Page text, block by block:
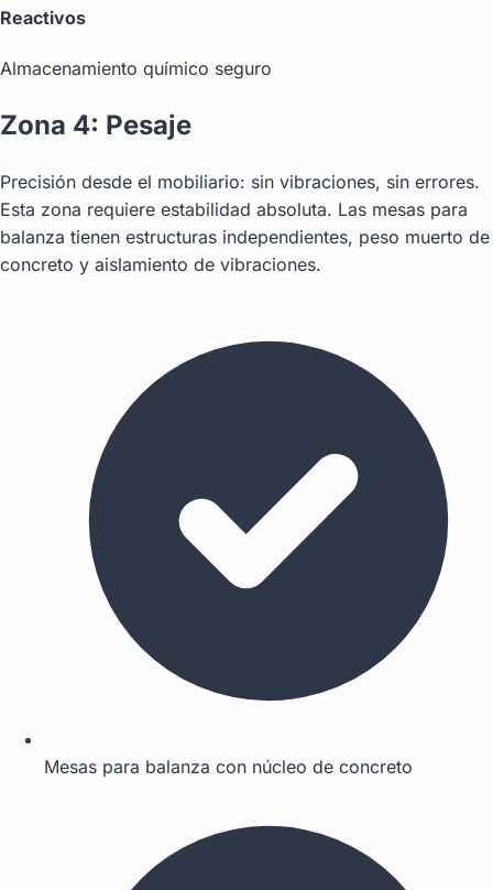
Reactivos
Almacenamiento químico seguro
Zona 4: Pesaje
Precisión desde el mobiliario: sin vibraciones, sin errores.
Esta zona requiere estabilidad absoluta. Las mesas para
balanza tienen estructuras independientes, peso muerto de
concreto y aislamiento de vibraciones.
Mesas para balanza con núcleo de concreto